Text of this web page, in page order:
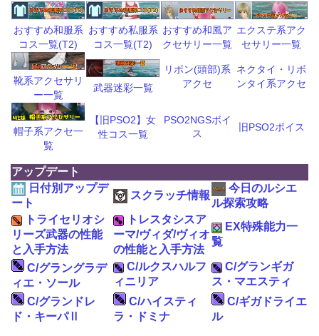
おすすめ和服系
コス一覧(T2)
おすすめ私服系
コス一覧(T2)
おすすめ和風ア
クセサリー一覧
エクステ系アク
セサリー一覧
靴系アクセサリ
ー一覧
武器迷彩一覧
リボン(頭部)系
アクセ
ネクタイ・リボ
ンタイ系アクセ
帽子系アクセ一
覧
【旧PSO2】女
性コス一覧
PSO2NGSボイ
ス
旧PSO2ボイス
アップデート
日付別アップデ
ート
スクラッチ情報
今日のルシエ
ル探索攻略
トライセリオシ
リーズ武器の性能
と入手方法
トレスタシスア
ーマ/ヴィダ/ヴィオ
の性能と入手方法
EX特殊能力一
覧
C/グラングラデ
ィエ・ソール
C/ルクスハルフ
ィニリア
C/グランギガ
ス・マエスティ
C/グランドレ
ド・キーパⅡ
C/ハイスティ
ラ・ドミナ
C/ギガドライエ
ル